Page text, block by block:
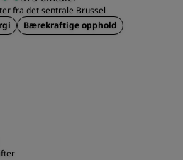
fra det sentrale Brussel
Bærekraftige opphold